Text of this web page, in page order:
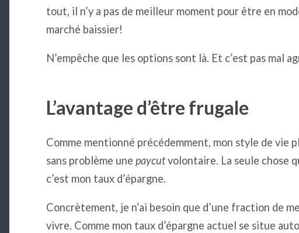
tout, il n’y a pas de meilleur moment pour être en
marché baissier!
N’empêche que les options sont là. Et c’est pas mal
L’avantage d’être frugale
Comme mentionné précédemment, mon style de
sans problème une paycutvolontaire. La seule chose
c’est mon taux d’épargne.
Concrètement, je n’ai besoin que d’une fraction de
vivre. Comme mon taux d’épargne actuel se situe